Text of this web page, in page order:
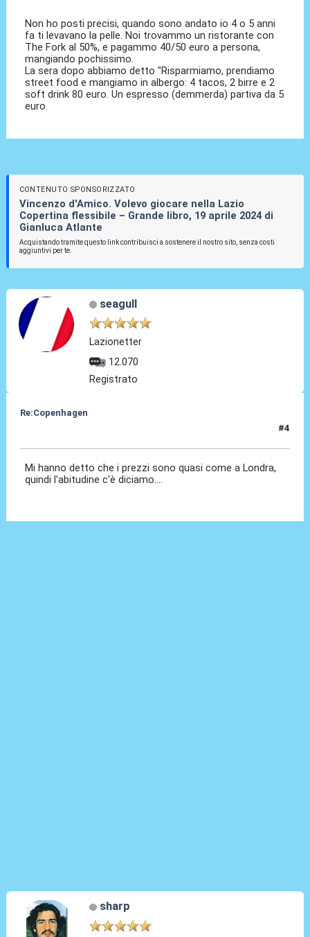
Non ho posti precisi, quando sono andato io 4 o 5 anni
fa ti levavano la pelle. Noi trovammo un ristorante con
The Fork al 50%, e pagammo 40/50 euro a persona,
mangiando pochissimo.
La sera dopo abbiamo detto "Risparmiamo, prendiamo
street food e mangiamo in albergo: 4 tacos, 2 birre e 2
soft drink 80 euro. Un espresso (demmerda) partiva da 5
euro.
CONTENUTO SPONSORIZZATO
Vincenzo d'Amico. Volevo giocare nella Lazio
Copertina flessibile – Grande libro, 19 aprile 2024 di
Gianluca Atlante
Acquistando tramite questo link contribuisci a sostenere il nostro sito, senza costi
aggiuntivi per te.
seagull
Lazionetter
12.070
Registrato
Re:Copenhagen
#4
Mi hanno detto che i prezzi sono quasi come a Londra,
quindi l'abitudine c'è diciamo....
sharp